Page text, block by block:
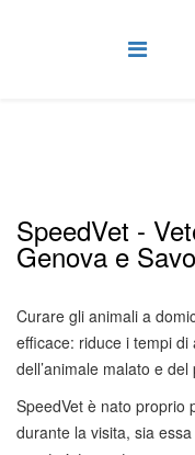
SpeedVet -
Genova e
Curare gli animali a
efficace: riduce i tempi
dell’animale malato e del
SpeedVet è nato proprio
durante la visita, sia